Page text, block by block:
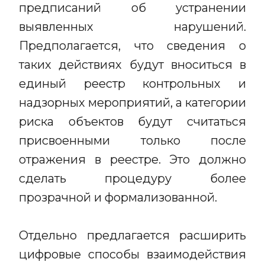
предписаний об устранении
выявленных нарушений.
Предполагается, что сведения о
таких действиях будут вноситься в
единый реестр контрольных и
надзорных мероприятий, а категории
риска объектов будут считаться
присвоенными только после
отражения в реестре. Это должно
сделать процедуру более
прозрачной и формализованной.
Отдельно предлагается расширить
цифровые способы взаимодействия